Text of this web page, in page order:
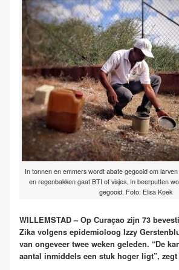
In tonnen en emmers wordt abate gegooid om
en regenbakken gaat BTI of visjes. In beerputten
gegooid. Foto: Elisa Koek
WILLEMSTAD – Op Curaçao zijn 73
Zika volgens epidemioloog Izzy
van ongeveer twee weken geleden. “De
aantal inmiddels een stuk hoger ligt”,